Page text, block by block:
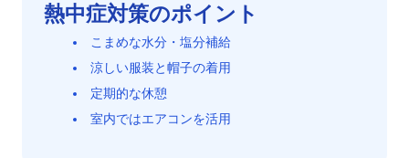
熱中症対策のポイント
こまめな水分・塩分補給
涼しい服装と帽子の着用
定期的な休憩
室内ではエアコンを活用